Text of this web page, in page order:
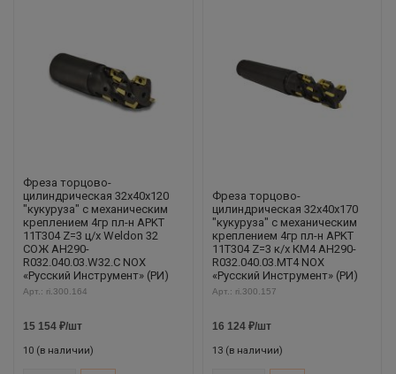
Фреза торцово-
цилиндрическая 32x40x120
"кукуруза" с механическим
креплением 4гр пл-н APKT
11T304 Z=3 ц/х Weldon 32
СОЖ AH290-
R032.040.03.W32.C NOX
«Русский Инструмент» (РИ)
Арт.: ri.300.164
15 154 ₽/шт
10 (в наличии)
Фреза торцово-
цилиндрическая 32x40x170
"кукуруза" с механическим
креплением 4гр пл-н APKT
11T304 Z=3 к/х КМ4 AH290-
R032.040.03.MT4 NOX
«Русский Инструмент» (РИ)
Арт.: ri.300.157
16 124₽/шт
13 (в наличии)